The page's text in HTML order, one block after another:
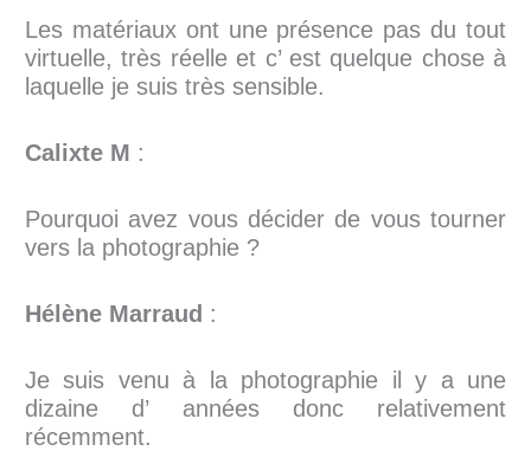
Les matériaux ont une présence pas du tout
virtuelle, très réelle et c’ est quelque chose à
laquelle je suis très sensible.
Calixte M :
Pourquoi avez vous décider de vous tourner
vers la photographie ?
Hélène Marraud :
Je suis venu à la photographie il y a une
dizaine d’ années donc relativement
récemment.